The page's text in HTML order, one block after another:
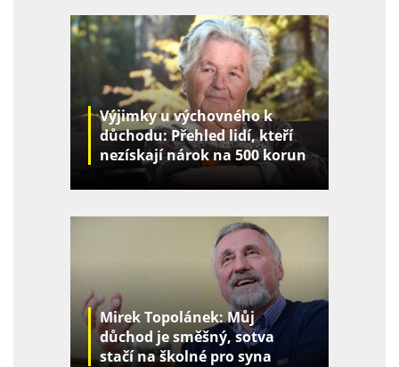
Výjimky u výchovného k
důchodu: Přehled lidí, kteří
nezískají nárok na 500 korun
za děti
Mirek Topolánek: Můj
důchod je směšný, sotva
stačí na školné pro syna